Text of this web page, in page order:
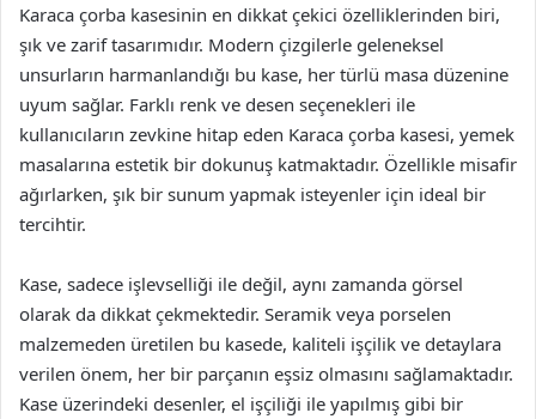
Karaca çorba kasesinin en dikkat çekici özelliklerinden biri,
şık ve zarif tasarımıdır. Modern çizgilerle geleneksel
unsurların harmanlandığı bu kase, her türlü masa düzenine
uyum sağlar. Farklı renk ve desen seçenekleri ile
kullanıcıların zevkine hitap eden Karaca çorba kasesi, yemek
masalarına estetik bir dokunuş katmaktadır. Özellikle misafir
ağırlarken, şık bir sunum yapmak isteyenler için ideal bir
tercihtir.
Kase, sadece işlevselliği ile değil, aynı zamanda görsel
olarak da dikkat çekmektedir. Seramik veya porselen
malzemeden üretilen bu kasede, kaliteli işçilik ve detaylara
verilen önem, her bir parçanın eşsiz olmasını sağlamaktadır.
Kase üzerindeki desenler, el işçiliği ile yapılmış gibi bir